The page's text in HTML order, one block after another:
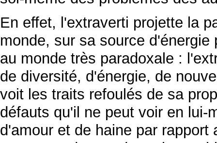
En effet, l'extraverti projette la
monde, sur sa source
au monde très paradoxale :
de diversité, d'énergie, de
voit les traits refoulés de sa
défauts qu'il ne peut voir en lui-
d'amour et de haine par